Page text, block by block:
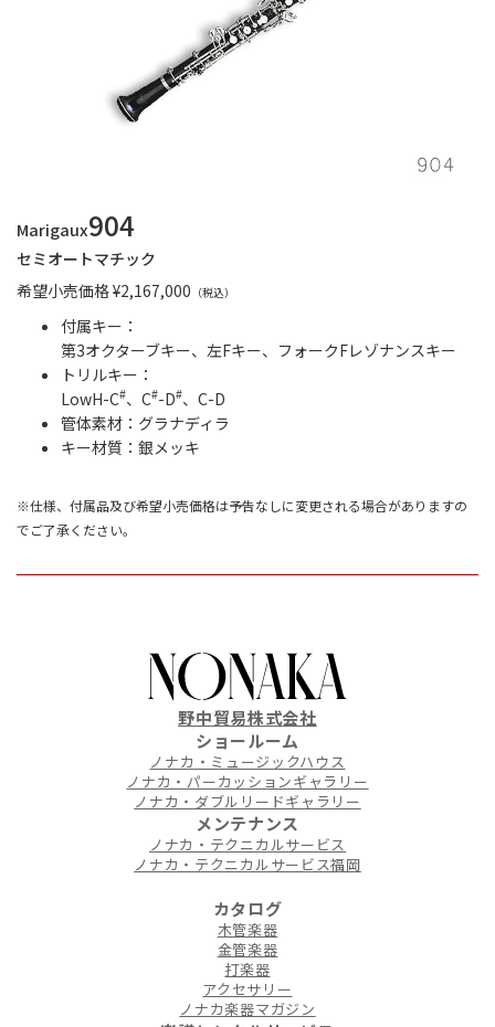
Marigaux904
セミオートマチック
希望小売価格 ¥2,167,000 （税込）
付属キー：
第3オクターブキー、左Fキー、フォークFレゾナンスキー
トリルキー：
LowH-C#、C#-D#、C-D
管体素材：グラナディラ
キー材質：銀メッキ
※仕様、付属品及び希望小売価格は予告なしに変更される場合がありますの
でご了承ください。
野中貿易株式会社
ショールーム
ノナカ・ミュージックハウス
ノナカ・パーカッションギャラリー
ノナカ・ダブルリードギャラリー
メンテナンス
ノナカ・テクニカルサービス
ノナカ・テクニカルサービス福岡
カタログ
木管楽器
金管楽器
打楽器
アクセサリー
ノナカ楽器マガジン